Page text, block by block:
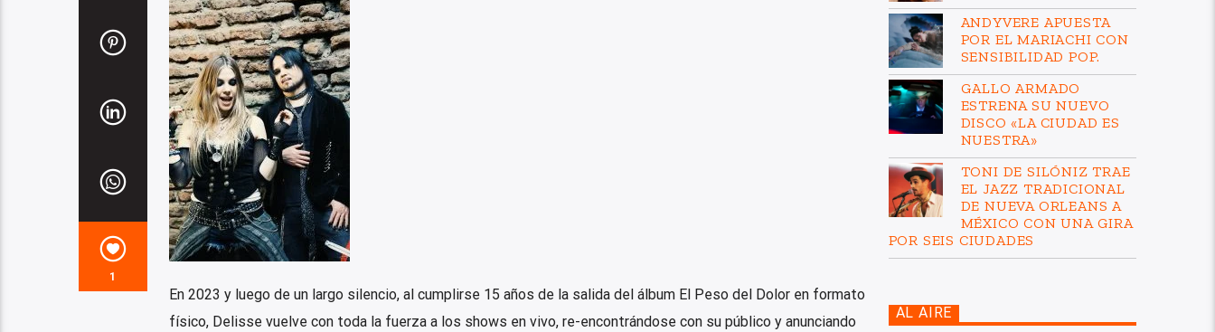
1
En 2023 y luego de un largo silencio, al cumplirse 15 años de la salida del álbum El Peso del Dolor en formato
físico, Delisse vuelve con toda la fuerza a los shows en vivo, re-encontrándose con su público y anunciando
ANDYVERE APUESTA
POR EL MARIACHI CON
SENSIBILIDAD POP.
GALLO ARMADO
ESTRENA SU NUEVO
DISCO «LA CIUDAD ES
NUESTRA»
TONI DE SILÓNIZ TRAE
EL JAZZ TRADICIONAL
DE NUEVA ORLEANS A
MÉXICO CON UNA GIRA
POR SEIS CIUDADES
AL AIRE